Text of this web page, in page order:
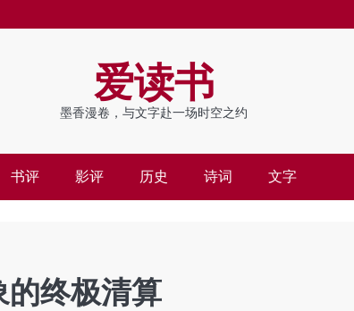
爱读书
墨香漫卷，与文字赴一场时空之约
书评 影评 历史 诗词 文字
的终极清算